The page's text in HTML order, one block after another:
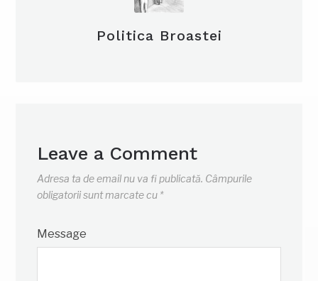
Politica Broastei
Leave a Comment
Adresa ta de email nu va fi publicată. Câmpurile
obligatorii sunt marcate cu *
Message